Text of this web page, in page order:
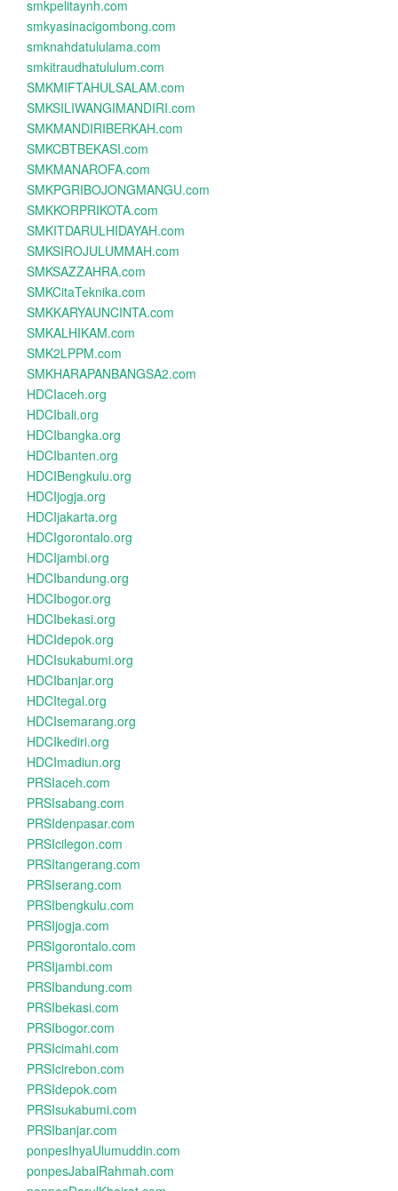
smkpelitaynh.com
smkyasinacigombong.com
smknahdatululama.com
smkitraudhatululum.com
SMKMIFTAHULSALAM.com
SMKSILIWANGIMANDIRI.com
SMKMANDIRIBERKAH.com
SMKCBTBEKASI.com
SMKMANAROFA.com
SMKPGRIBOJONGMANGU.com
SMKKORPRIKOTA.com
SMKITDARULHIDAYAH.com
SMKSIROJULUMMAH.com
SMKSAZZAHRA.com
SMKCitaTeknika.com
SMKKARYAUNCINTA.com
SMKALHIKAM.com
SMK2LPPM.com
SMKHARAPANBANGSA2.com
HDCIaceh.org
HDCIbali.org
HDCIbangka.org
HDCIbanten.org
HDCIBengkulu.org
HDCIjogja.org
HDCIjakarta.org
HDCIgorontalo.org
HDCIjambi.org
HDCIbandung.org
HDCIbogor.org
HDCIbekasi.org
HDCIdepok.org
HDCIsukabumi.org
HDCIbanjar.org
HDCItegal.org
HDCIsemarang.org
HDCIkediri.org
HDCImadiun.org
PRSIaceh.com
PRSIsabang.com
PRSIdenpasar.com
PRSIcilegon.com
PRSItangerang.com
PRSIserang.com
PRSIbengkulu.com
PRSIjogja.com
PRSIgorontalo.com
PRSIjambi.com
PRSIbandung.com
PRSIbekasi.com
PRSIbogor.com
PRSIcimahi.com
PRSIcirebon.com
PRSIdepok.com
PRSIsukabumi.com
PRSIbanjar.com
ponpesIhyaUlumuddin.com
ponpesJabalRahmah.com